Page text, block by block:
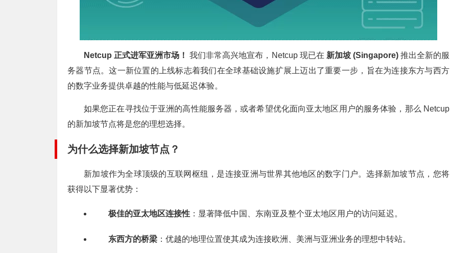
Netcup 正式进军亚洲市场！ 我们非常高兴地宣布，Netcup 现已在 新加坡 (Singapore)推出全新的服
务器节点。这一新位置的上线标志着我们在全球基础设施扩展上迈出了重要一步，旨在为连接东方与西方
的数字业务提供卓越的性能与低延迟体验。
如果您正在寻找位于亚洲的高性能服务器，或者希望优化面向亚太地区用户的服务体验，那么 Netcup
的新加坡节点将是您的理想选择。
为什么选择新加坡节点？
新加坡作为全球顶级的互联网枢纽，是连接亚洲与世界其他地区的数字门户。选择新加坡节点，您将
获得以下显著优势：
极佳的亚太地区连接性 ：显著降低中国、东南亚及整个亚太地区用户的访问延迟。
东西方的桥梁 ：优越的地理位置使其成为连接欧洲、美洲与亚洲业务的理想中转站。